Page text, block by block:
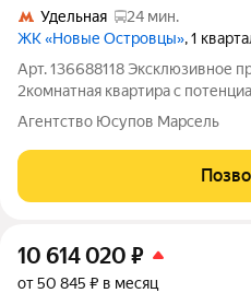
Удельная
24 мин.
ЖК «Новые Островцы», 1
Арт. 136688118 Эксклюзивное
2комнатная квартира с
комфорт и престиж всё это воплощено в квартире вашего
будущего. Расположенная в
Островцы», она станет вашим
Агентство Юсупов Марсель
10 614 020 ₽
от 50 845 ₽ в месяц